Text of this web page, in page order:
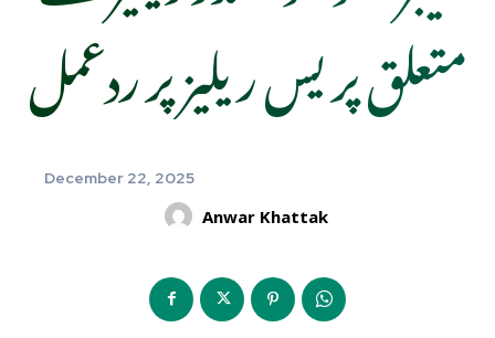
متعلق پریس ریلیز پر ردعمل
December 22, 2025
Anwar Khattak